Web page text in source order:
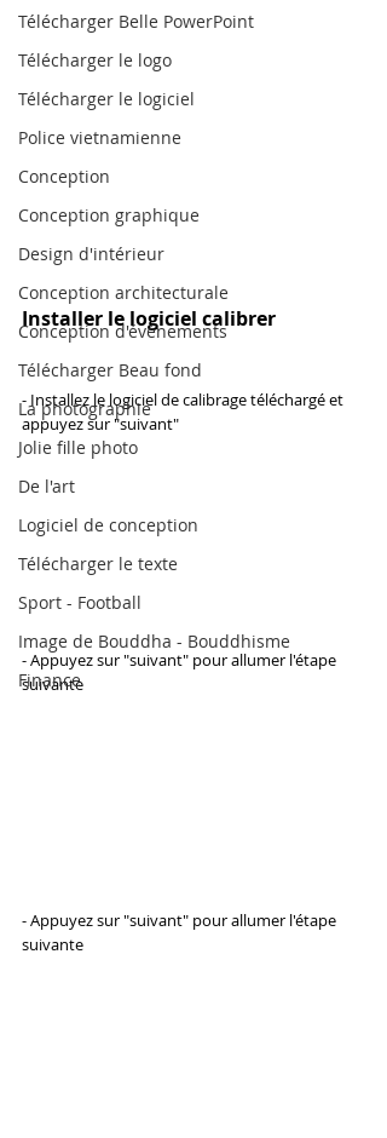
Télécharger Belle PowerPoint
Télécharger le logo
Télécharger le logiciel
Police vietnamienne
Conception
Conception graphique
Design d'intérieur
Conception architecturale
Conception d'événements
Télécharger Beau fond
La photographie
Jolie fille photo
De l'art
Logiciel de conception
Télécharger le texte
Sport - Football
Image de Bouddha - Bouddhisme
Finance
Installer le logiciel calibrer
- Installez le logiciel de calibrage téléchargé et
appuyez sur "suivant"
- Appuyez sur "suivant" pour allumer l'étape
suivante
- Appuyez sur "suivant" pour allumer l'étape
suivante